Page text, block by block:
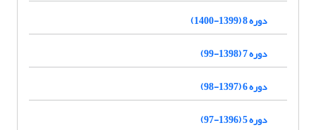
دوره 8 (1399-1400)
دوره 7 (1398-99)
دوره 6 (1397-98)
دوره 5 (1396-97)